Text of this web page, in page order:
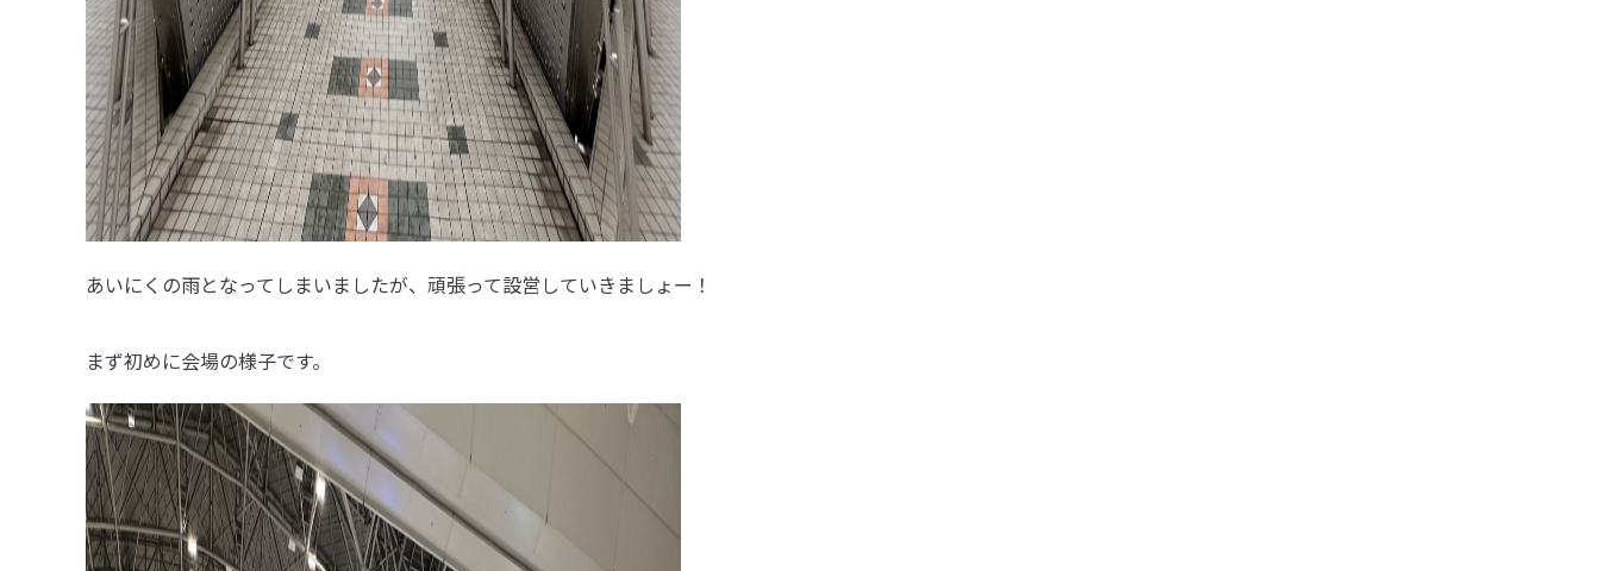
あいにくの雨となってしまいましたが、頑張って設営していきましょー！
まず初めに会場の様子です。